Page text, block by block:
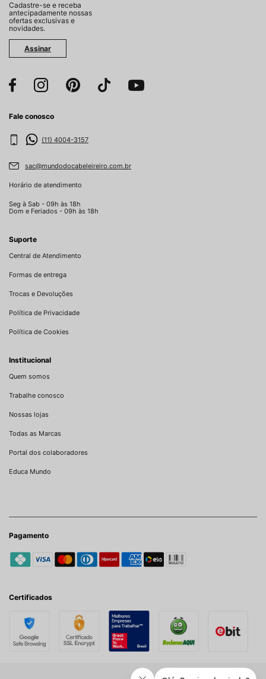
Cadastre-se e receba
antecipadamente nossas
ofertas exclusivas e
novidades.
Assinar
Fale conosco
(11) 4004-3157
sac@mundodocabeleireiro.com.br
Horário de atendimento
Seg à Sab - 09h às 18h
Dom e Feriados - 09h às 18h
Suporte
Central de Atendimento
Formas de entrega
Trocas e Devoluções
Política de Privacidade
Política de Cookies
Institucional
Quem somos
Trabalhe conosco
Nossas lojas
Todas as Marcas
Portal dos colaboradores
Educa Mundo
Pagamento
Certificados